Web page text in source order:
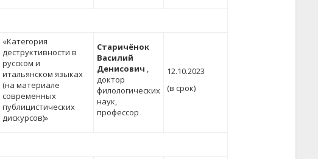
«Категория
деструктивности в
русском и
итальянском языках
(на материале
современных
публицистических
дискурсов)»
Старичёнок
Василий
Денисович ,
доктор
филологических
наук,
профессор
12.10.2023
(в срок)